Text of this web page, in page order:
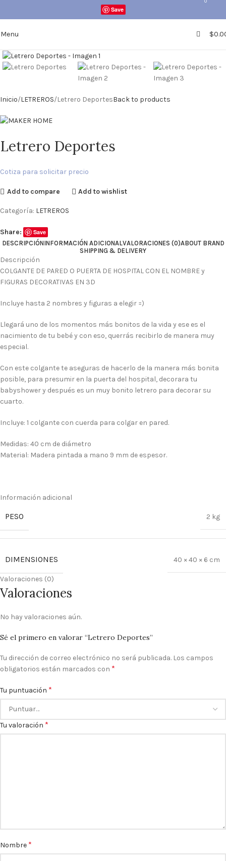
Save
Menu
0
$
Inicio LETREROS Letrero DeportesBack to products
Letrero Deportes
Cotiza para solicitar precio
Add to compare Add to wishlist
Categoría: LETREROS
Share:
Save
DESCRIPCIÓNINFORMACIÓN ADICIONALVALORACIONES (0)ABOUT BRAND
SHIPPING & DELIVERY
Descripción
COLGANTE DE PARED O PUERTA DE HOSPITAL CON EL NOMBRE y
FIGURAS DECORATIVAS EN 3D
Incluye hasta 2 nombres y figuras a elegir =)
Llegará uno de los momentos más bonitos de la vida y ese es el
nacimiento de tu bebé y con eso, querrás recibirlo de manera muy
especial.
Con este colgante te aseguras de hacerlo de la manera más bonita
posible, para presumir en la puerta del hospital, decorara tu
babyshower y después es un muy bonito letrero para decorar su
cuarto.
Incluye: 1 colgante con cuerda para colgar en pared.
Medidas: 40 cm de diámetro
Material: Madera pintada a mano 9 mm de espesor.
Información adicional
PESO 2 kg
DIMENSIONES 40 × 40 × 6 cm
Valoraciones (0)
Valoraciones
No hay valoraciones aún.
Sé el primero en valorar “Letrero Deportes”
Tu dirección de correo electrónico no será publicada. Los campos
obligatorios están marcados con *
Tu puntuación *
Tu valoración *
Nombre *